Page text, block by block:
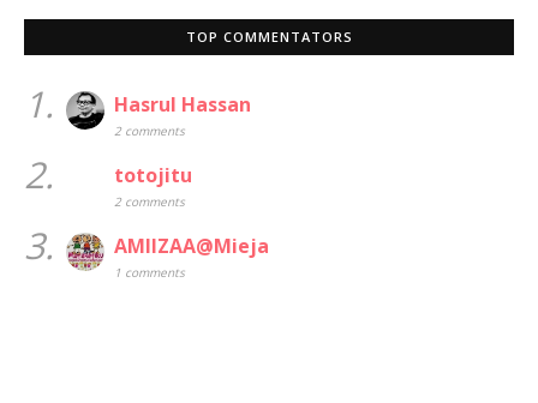
TOP COMMENTATORS
1. Hasrul Hassan
2 comments
2. totojitu
2 comments
3. AMIIZAA@Mieja
1 comments